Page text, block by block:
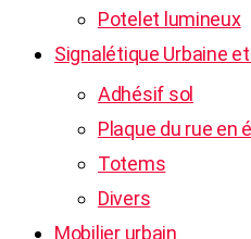
Potelet lumineux
Signalétique Urbaine
Adhésif sol
Plaque du rue en
Totems
Divers
Mobilier urbain